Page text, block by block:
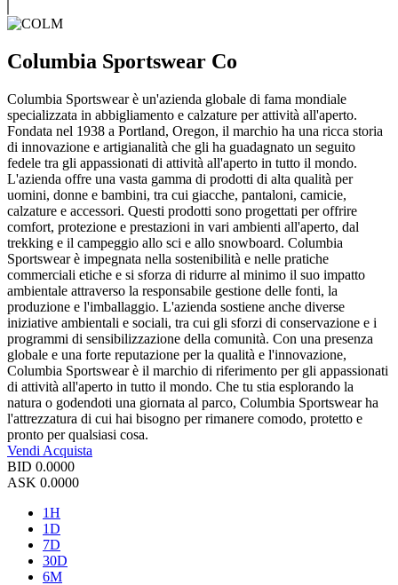
Columbia Sportswear Co
Columbia Sportswear è un'azienda globale di fama mondiale
specializzata in abbigliamento e calzature per attività all'aperto.
Fondata nel 1938 a Portland, Oregon, il marchio ha una ricca storia
di innovazione e artigianalità che gli ha guadagnato un seguito
fedele tra gli appassionati di attività all'aperto in tutto il mondo.
L'azienda offre una vasta gamma di prodotti di alta qualità per
uomini, donne e bambini, tra cui giacche, pantaloni, camicie,
calzature e accessori. Questi prodotti sono progettati per offrire
comfort, protezione e prestazioni in vari ambienti all'aperto, dal
trekking e il campeggio allo sci e allo snowboard. Columbia
Sportswear è impegnata nella sostenibilità e nelle pratiche
commerciali etiche e si sforza di ridurre al minimo il suo impatto
ambientale attraverso la responsabile gestione delle fonti, la
produzione e l'imballaggio. L'azienda sostiene anche diverse
iniziative ambientali e sociali, tra cui gli sforzi di conservazione e i
programmi di sensibilizzazione della comunità. Con una presenza
globale e una forte reputazione per la qualità e l'innovazione,
Columbia Sportswear è il marchio di riferimento per gli appassionati
di attività all'aperto in tutto il mondo. Che tu stia esplorando la
natura o godendoti una giornata al parco, Columbia Sportswear ha
l'attrezzatura di cui hai bisogno per rimanere comodo, protetto e
pronto per qualsiasi cosa.
Vendi Acquista
BID 0.0000
ASK 0.0000
1H
1D
7D
30D
6M